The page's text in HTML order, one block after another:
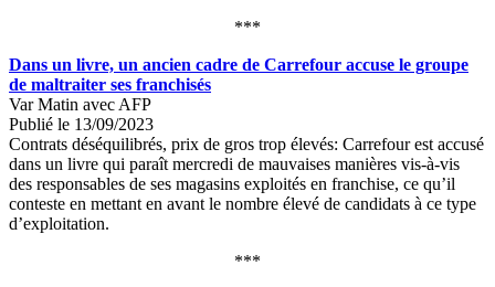
***
Dans un livre, un ancien cadre de Carrefour accuse le groupe
de maltraiter ses franchisés
Var Matin avec AFP
Publié le 13/09/2023
Contrats déséquilibrés, prix de gros trop élevés: Carrefour est accusé
dans un livre qui paraît mercredi de mauvaises manières vis-à-vis
des responsables de ses magasins exploités en franchise, ce qu’il
conteste en mettant en avant le nombre élevé de candidats à ce type
d’exploitation.
***